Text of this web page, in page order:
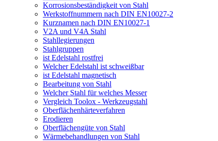
Korrosionsbeständigkeit von Stahl
Werkstoffnummern nach DIN EN10027-2
Kurznamen nach DIN EN10027-1
V2A und V4A Stahl
Stahllegierungen
Stahlgruppen
ist Edelstahl rostfrei
Welcher Edelstahl ist schweißbar
ist Edelstahl magnetisch
Bearbeitung von Stahl
Welcher Stahl für welches Messer
Vergleich Toolox - Werkzeugstahl
Oberflächenhärteverfahren
Erodieren
Oberflächengüte von Stahl
Wärmebehandlungen von Stahl